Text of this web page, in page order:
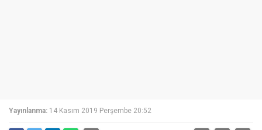
Yayınlanma: 14 Kasım 2019 Perşembe 20:52